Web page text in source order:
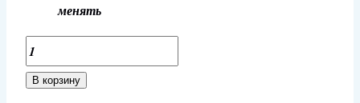
менять
Количество
товара
В корзину